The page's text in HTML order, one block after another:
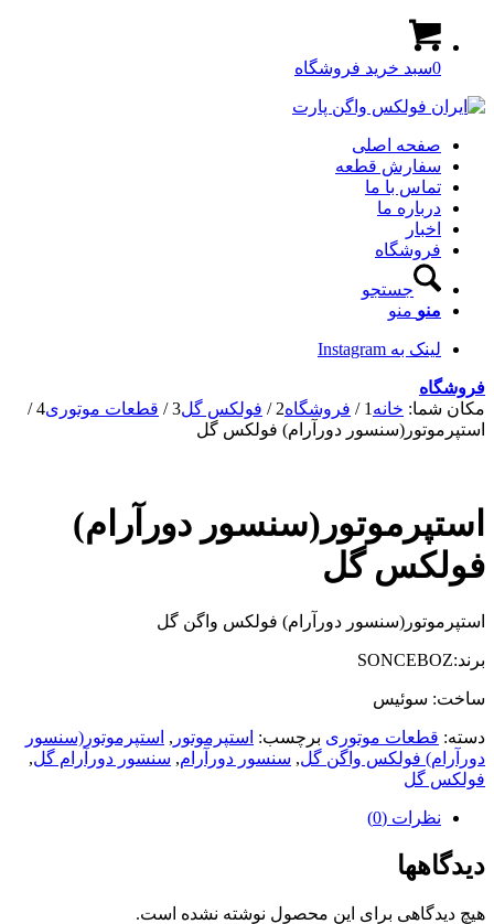
0سبد خرید فروشگاه
صفحه اصلی
سفارش قطعه
تماس با ما
درباره ما
اخبار
فروشگاه
جستجو
منو منو
لینک به Instagram
فروشگاه
مکان شما: خانه 1
/ فروشگاه2
/ فولکس گل3
/ قطعات موتوری4
/
استپرموتور(سنسور دورآرام) فولکس گل
استپرموتور(سنسور دورآرام)
فولکس گل
استپرموتور(سنسور دورآرام) فولکس واگن گل
برند:SONCEBOZ
ساخت: سوئیس
دسته: قطعات موتوری برچسب: استپرموتور , استپرموتور(سنسور
دورآرام) فولکس واگن گل, سنسور دورآرام, سنسور دورآرام گل,
فولکس گل
نظرات (0)
دیدگاهها
هیچ دیدگاهی برای این محصول نوشته نشده است.